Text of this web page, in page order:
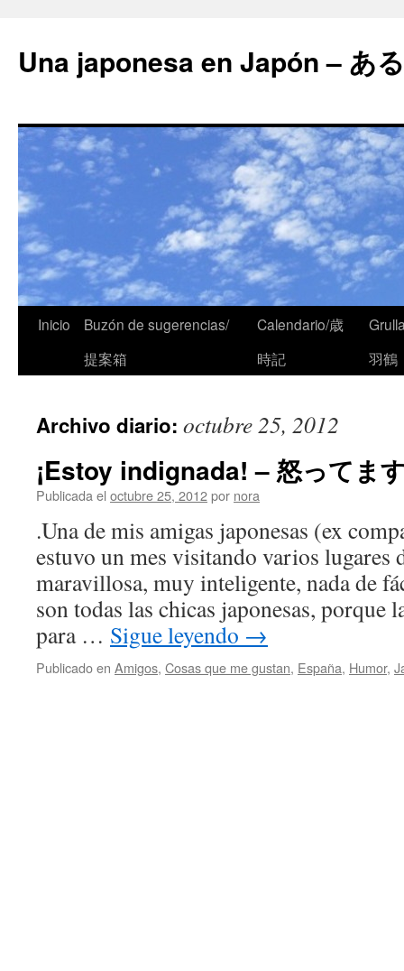
Una japonesa en Japón – あ
Inicio
Buzón de sugerencias/
提案箱
Calendario/歳
時記
羽鶴
Archivo diario: octubre 25, 2012
¡Estoy indignada! – 怒ってま
Publicada el octubre 25, 2012por nora
.Una de mis amigas japonesas (ex
estuvo un mes visitando varios lugares
maravillosa, muy inteligente, nada de
son todas las chicas japonesas, porque
para … Sigue leyendo →
Publicado en Amigos, Cosas que me gustan, España, Humor,